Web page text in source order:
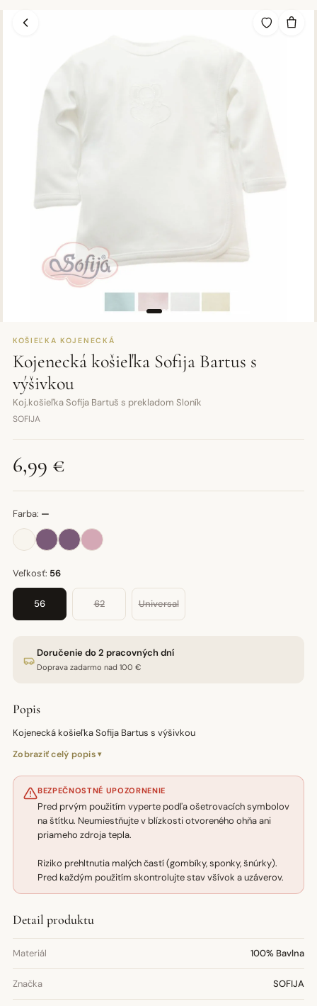
KOŠIEĽKA KOJENECKÁ
Kojenecká košieľka Sofija Bartus s
výšivkou
Koj.košieľka Sofija Bartuš s prekladom Sloník
SOFIJA
6,99 €
Farba: —
Veľkosť: 56
56 62 Universal
Doručenie do 2 pracovných dní
Doprava zadarmo nad 100 €
Popis
Kojenecká košieľka Sofija Bartus s výšivkou
Zobraziť celý popis
BEZPEČNOSTNÉ UPOZORNENIE
Pred prvým použitím vyperte podľa ošetrovacích symbolov
na štítku. Neumiestňujte v blízkosti otvoreného ohňa ani
priameho zdroja tepla.
Riziko prehltnutia malých častí (gombíky, sponky, šnúrky).
Pred každým použitím skontrolujte stav všívok a uzáverov.
Detail produktu
Materiál 100% Bavlna
Značka SOFIJA